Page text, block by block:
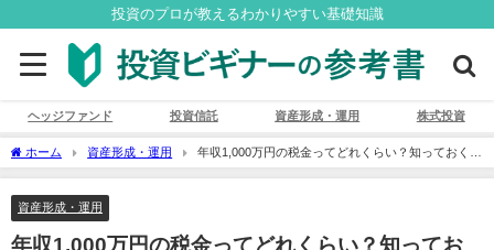
投資のプロが教えるわかりやすい基礎知識
ヘッジファンド 投資信託 資産形成・運用 株式投資
ホーム 資産形成・運用
年収1,000万円の税金ってどれくらい？知っておくべ
き4つの税金対策と増税の影響
資産形成・運用
年収1,000万円の税金ってどれくらい？知ってお